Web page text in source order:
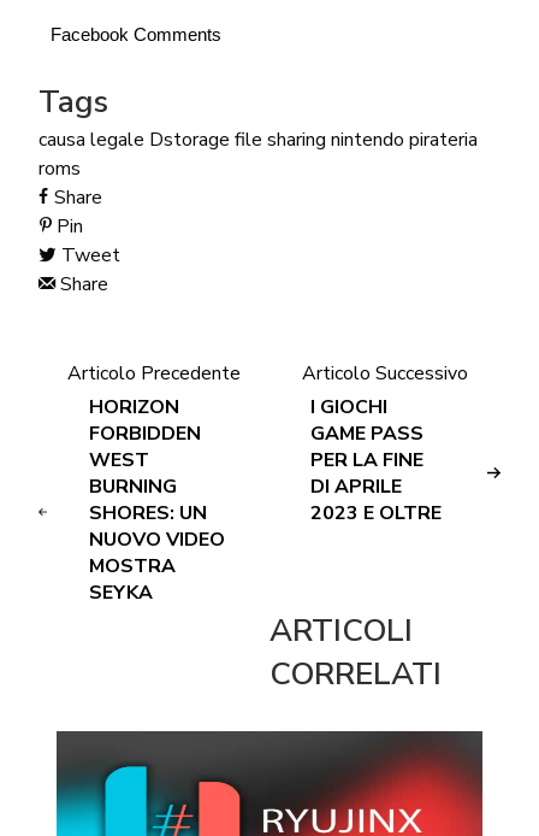
Facebook Comments
Tags
causa legale Dstorage file sharing nintendo pirateria
roms
Share
Pin
Tweet
Share
Articolo Precedente
HORIZON
FORBIDDEN
WEST
BURNING
SHORES: UN
NUOVO VIDEO
MOSTRA
SEYKA
Articolo Successivo
I GIOCHI
GAME PASS
PER LA FINE
DI APRILE
2023 E OLTRE
ARTICOLI
CORRELATI